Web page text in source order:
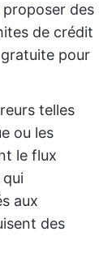
des
de crédit
pour
telles
ou les
le flux
aux
des